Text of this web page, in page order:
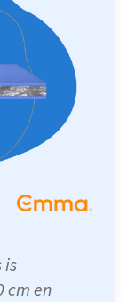
is
cm en